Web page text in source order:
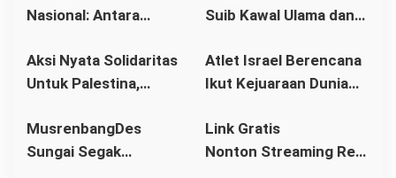
Aman
Nasional: Antara
Legalitas
Suib Kawal Ulama dan
Aksi Nyata Solidaritas
Untuk Palestina,
Pontianak Ikuti Senam
Sehat dan
Atlet Israel Berencana
Ikut Kejuaraan Dunia
Kata Menlu
MusrenbangDes
Sungai Segak
Link Gratis
Nonton Streaming Real